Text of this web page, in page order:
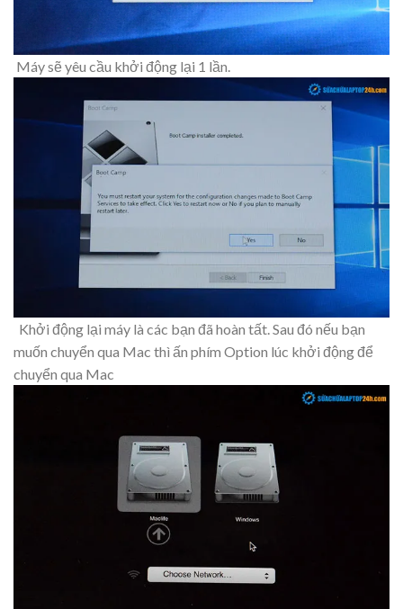
Máy sẽ yêu cầu khởi động lại 1 lần.
Khởi động lại máy là các bạn đã hoàn tất. Sau đó nếu bạn
muốn chuyển qua Mac thì ấn phím Option lúc khởi động để
chuyển qua Mac